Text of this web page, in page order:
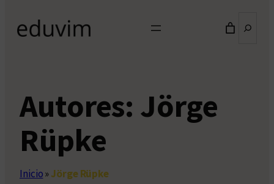
Autores: Jörge
Rüpke
Inicio»Jörge Rüpke